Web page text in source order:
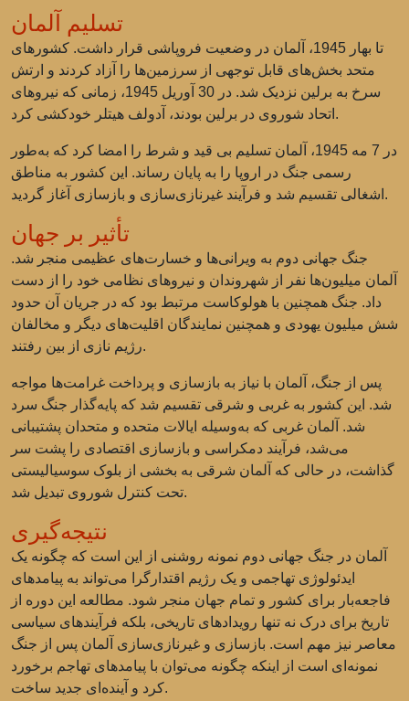
تسلیم آلمان
تا بهار 1945، آلمان در وضعیت فروپاشی قرار داشت. کشورهای
متحد بخش‌های قابل توجهی از سرزمین‌ها را آزاد کردند و ارتش
سرخ به برلین نزدیک شد. در 30 آوریل 1945، زمانی که نیروهای
اتحاد شوروی در برلین بودند، آدولف هیتلر خودکشی کرد.
در 7 مه 1945، آلمان تسلیم بی قید و شرط را امضا کرد که به‌طور
رسمی جنگ در اروپا را به پایان رساند. این کشور به مناطق
اشغالی تقسیم شد و فرآیند غیرنازی‌سازی و بازسازی آغاز گردید.
تأثیر بر جهان
جنگ جهانی دوم به ویرانی‌ها و خسارت‌های عظیمی منجر شد.
آلمان میلیون‌ها نفر از شهروندان و نیروهای نظامی خود را از دست
داد. جنگ همچنین با هولوکاست مرتبط بود که در جریان آن حدود
شش میلیون یهودی و همچنین نمایندگان اقلیت‌های دیگر و مخالفان
رژیم نازی از بین رفتند.
پس از جنگ، آلمان با نیاز به بازسازی و پرداخت غرامت‌ها مواجه
شد. این کشور به غربی و شرقی تقسیم شد که پایه‌گذار جنگ سرد
شد. آلمان غربی که به‌وسیله ایالات متحده و متحدان پشتیبانی
می‌شد، فرآیند دمکراسی و بازسازی اقتصادی را پشت سر
گذاشت، در حالی که آلمان شرقی به بخشی از بلوک سوسیالیستی
تحت کنترل شوروی تبدیل شد.
نتیجه‌گیری
آلمان در جنگ جهانی دوم نمونه روشنی از این است که چگونه یک
ایدئولوژی تهاجمی و یک رژیم اقتدارگرا می‌تواند به پیامدهای
فاجعه‌بار برای کشور و تمام جهان منجر شود. مطالعه این دوره از
تاریخ برای درک نه تنها رویدادهای تاریخی، بلکه فرآیندهای سیاسی
معاصر نیز مهم است. بازسازی و غیرنازی‌سازی آلمان پس از جنگ
نمونه‌ای است از اینکه چگونه می‌توان با پیامدهای تهاجم برخورد
کرد و آینده‌ای جدید ساخت.